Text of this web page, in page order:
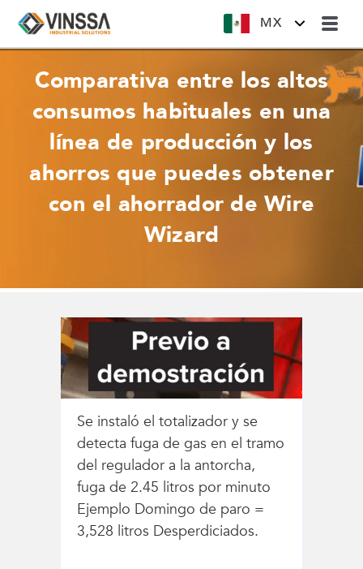
MX
Comparativa entre los altos
consumos habituales en una
línea de producción y los
ahorros que puedes obtener
con el ahorrador de Wire
Wizard
Se instaló el totalizador y se
detecta fuga de gas en el tramo
del regulador a la antorcha,
fuga de 2.45 litros por minuto
Ejemplo Domingo de paro =
3,528 litros Desperdiciados.